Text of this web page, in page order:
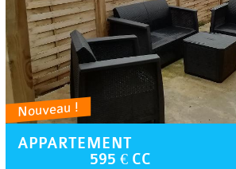
Nouveau !
APPARTEMENT
595 € CC